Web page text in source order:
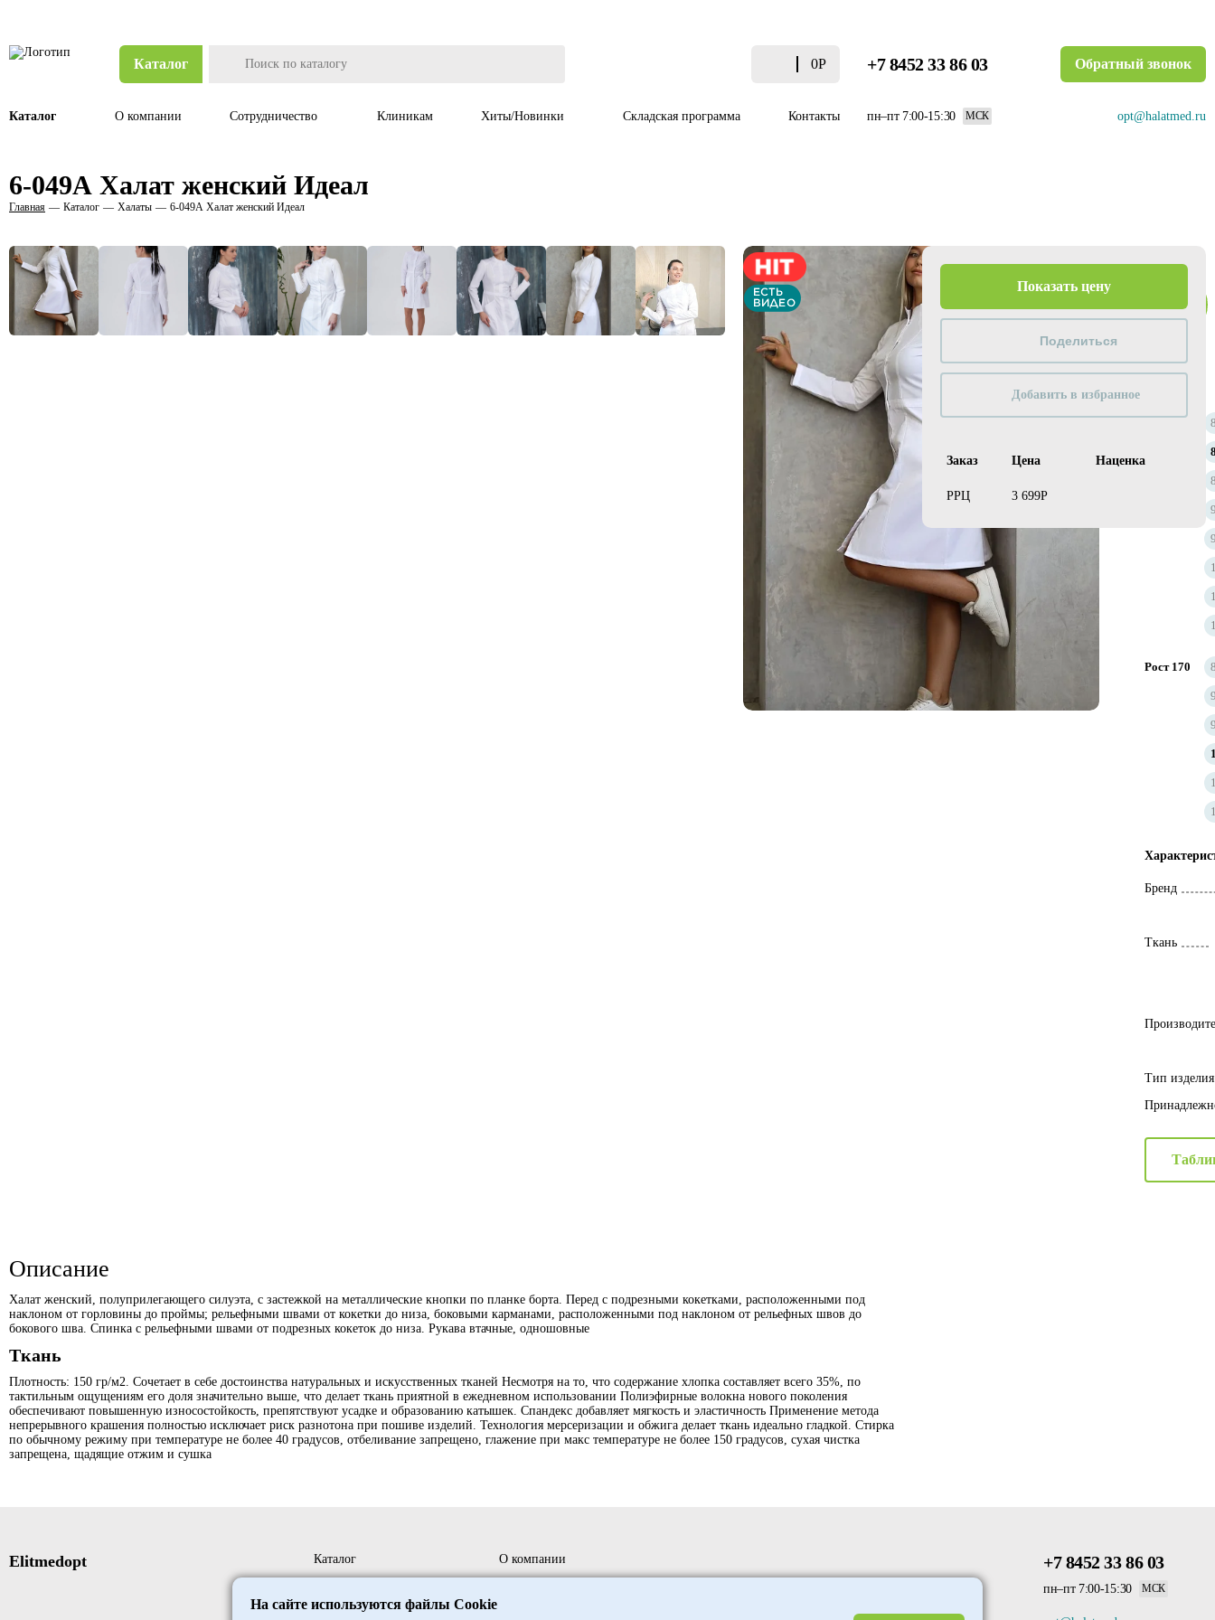
Каталог 0Р +7 8452 33 86 03 Обратный звонок
Каталог О компании Сотрудничество Клиникам Хиты/Новинки Складская программа Контакты пн–пт 7:00-15:30 МСК opt@halatmed.ru
6-049А Халат женский Идеал
Главная Каталог Халаты 6-049А Халат женский Идеал
Рост 170
Бренд
Ткань
Тип изделия
Описание
Халат женский, полуприлегающего силуэта, с застежкой на металлические кнопки по планке борта. Перед с подрезными кокетками, расположенными под
наклоном от горловины до проймы; рельефными швами от кокетки до низа, боковыми карманами, расположенными под наклоном от рельефных швов до
бокового шва. Спинка с рельефными швами от подрезных кокеток до низа. Рукава втачные, одношовные
Ткань
Плотность: 150 гр/м2. Сочетает в себе достоинства натуральных и искусственных тканей Несмотря на то, что содержание хлопка составляет всего 35%, по
тактильным ощущениям его доля значительно выше, что делает ткань приятной в ежедневном использовании Полиэфирные волокна нового поколения
обеспечивают повышенную износостойкость, препятствуют усадке и образованию катышек. Спандекс добавляет мягкость и эластичность Применение метода
непрерывного крашения полностью исключает риск разнотона при пошиве изделий. Технология мерсеризации и обжига делает ткань идеально гладкой. Стирка
по обычному режиму при температуре не более 40 градусов, отбеливание запрещено, глажение при макс температуре не более 150 градусов, сухая чистка
запрещена, щадящие отжим и сушка
Заказ Цена Наценка
РРЦ 3 699Р
Показать цену
Добавить в избранное
Elitmedopt Каталог О компании +7 8452 33 86 03
пн–пт 7:00-15:30 МСК
На сайте используются файлы Cookie